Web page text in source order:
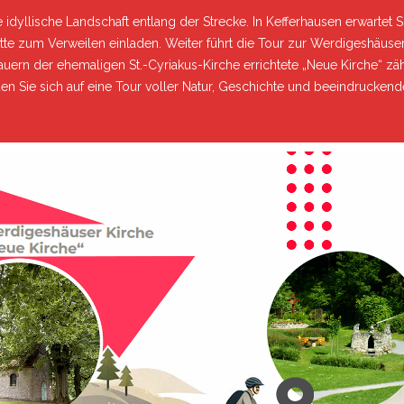
Landschaft entlang der Strecke. In Kefferhausen erwartet
zum Verweilen einladen. Weiter führt die Tour zur
der ehemaligen St.-Cyriakus-Kirche errichtete „Neue Kirche“
Sie sich auf eine Tour voller Natur, Geschichte und